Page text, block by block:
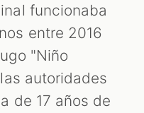
funcionaba
entre 2016
"Niño
autoridades
de 17 años de